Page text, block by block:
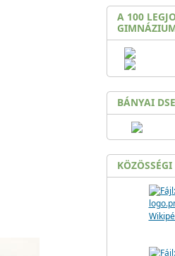
A 100
BÁNYAI DSE